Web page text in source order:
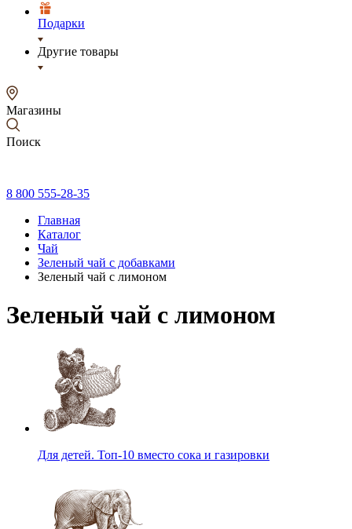
Подарки
Другие товары
Магазины
Поиск
8 800 555-28-35
Главная
Каталог
Чай
Зеленый чай с добавками
Зеленый чай с лимоном
Зеленый чай с лимоном
Для детей. Топ-10 вместо сока и газировки